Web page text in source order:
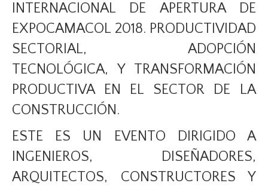
INTERNACIONAL DE APERTURA DE
EXPOCAMACOL 2018. PRODUCTIVIDAD
SECTORIAL, ADOPCIÓN
TECNOLÓGICA, Y TRANSFORMACIÓN
PRODUCTIVA EN EL SECTOR DE LA
CONSTRUCCIÓN.
ESTE ES UN EVENTO DIRIGIDO A
INGENIEROS, DISEÑADORES,
ARQUITECTOS, CONSTRUCTORES Y